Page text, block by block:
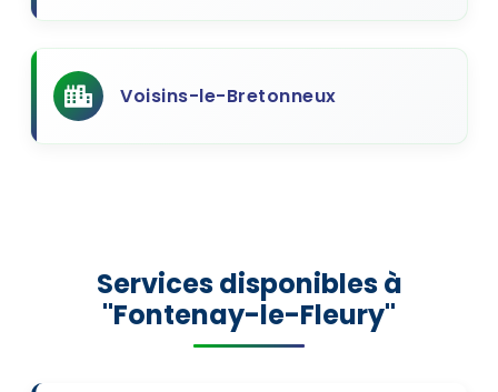
Voisins-le-Bretonneux
Services disponibles à
"Fontenay-le-Fleury"